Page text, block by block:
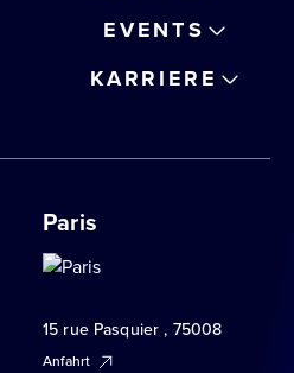
EVENTS
KARRIERE
Paris
15 rue Pasquier , 75008
Anfahrt